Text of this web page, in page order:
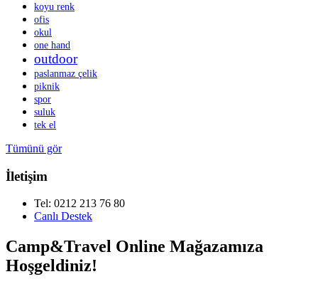
koyu renk
ofis
okul
one hand
outdoor
paslanmaz çelik
piknik
spor
suluk
tek el
Tümünü gör
İletişim
Tel: 0212 213 76 80
Canlı Destek
Camp&Travel Online Mağazamıza
Hoşgeldiniz!